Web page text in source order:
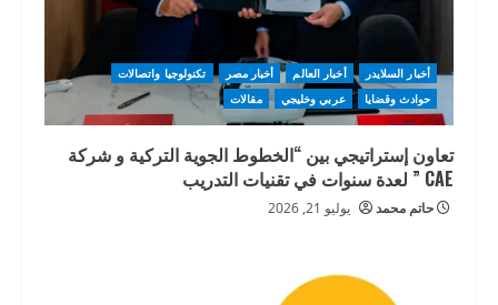
أخبار السلايدر أخبار العالم أخبار مصر
تكنولوجيا واتصالات
حوادث وقضايا
عربي وخليجي مقالات
تعاون إستراتيجي بين “الخطوط الجوية التركية و شركة
CAE ” لعدة سنوات في تقنيات التدريب
حاتم محمد يوليو 21, 2026